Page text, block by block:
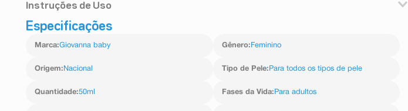
Instruções de Uso
Aplique somente sobre a superfície seca das axilas. Espere secar bem antes de se vestir.
Especificações
Marca:Giovanna baby Gênero: Feminino
Origem: Nacional Tipo de Pele: Para todos os tipos de pele
Quantidade:50ml Fases da Vida: Para adultos